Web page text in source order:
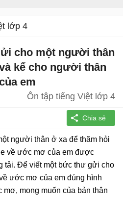
lớp 4
cho một người thân
kể cho người thân
em
Ôn tập tiếng Việt lớp 4
người thân ở xa để thăm hỏi
về ước mơ của em được
tải. Để viết một bức thư gửi cho
ước mơ của em đúng hình
mong muốn của bản thân